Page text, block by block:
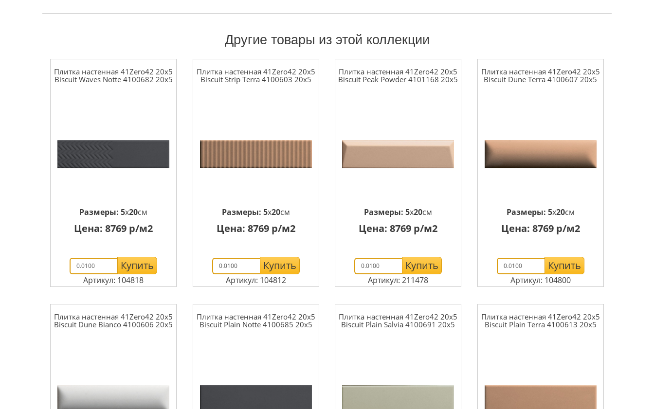
Другие товары из этой коллекции
Плитка настенная 41Zero42 20x5
Biscuit Waves Notte 4100682 20x5
Размеры:5x20см
Цена:8769 р/м2
Купить
Артикул: 104818
Плитка настенная 41Zero42 20x5
Biscuit Strip Terra 4100603 20x5
Размеры: 5x20см
Цена: 8769р/м2
Купить
Артикул: 104812
Плитка настенная 41Zero42 20x5
Biscuit Peak Powder 4101168 20x5
Размеры:5x20см
Цена:8769 р/м2
Купить
Артикул: 211478
Плитка настенная 41Zero42 20x5
Biscuit Dune Terra 4100607 20x5
Размеры: 5x20см
Цена: 8769р/м2
Купить
Артикул: 104800
Плитка настенная 41Zero42 20x5
Biscuit Dune Bianco 4100606 20x5
Плитка настенная 41Zero42 20x5
Biscuit Plain Notte 4100685 20x5
Плитка настенная 41Zero42 20x5
Biscuit Plain Salvia 4100691 20x5
Плитка настенная 41Zero42 20x5
Biscuit Plain Terra 4100613 20x5